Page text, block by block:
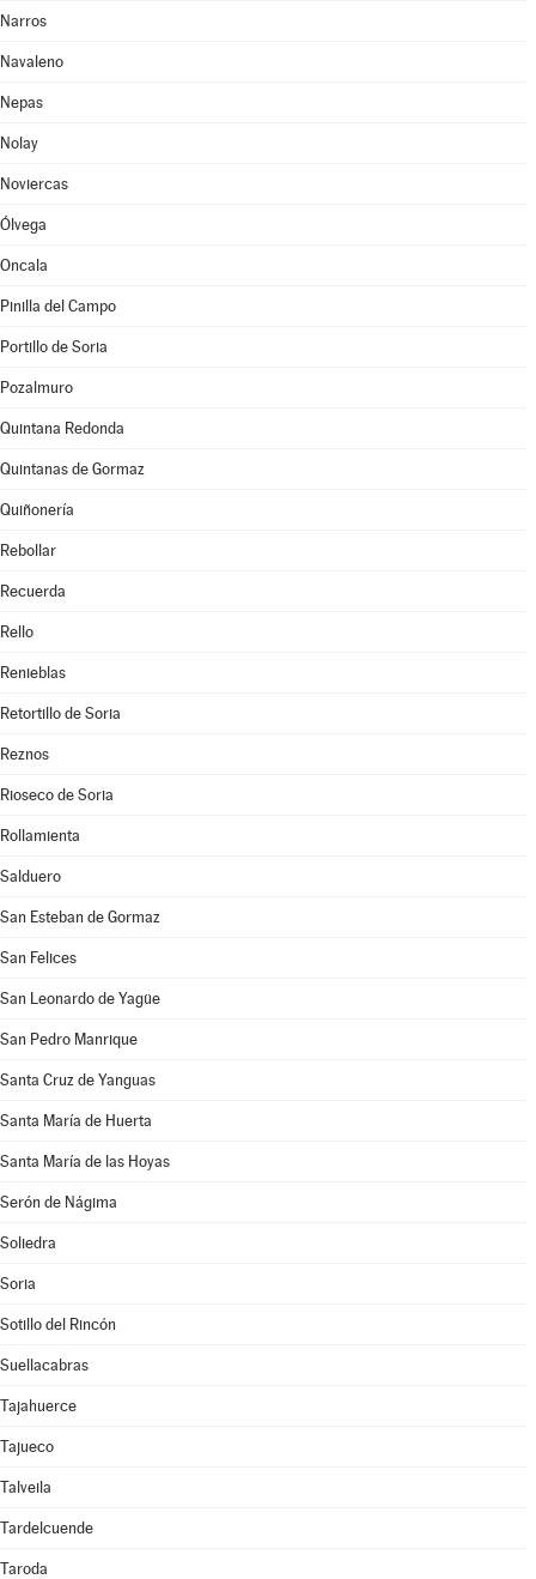
Narros
Navaleno
Nepas
Nolay
Noviercas
Ólvega
Oncala
Pinilla del Campo
Portillo de Soria
Pozalmuro
Quintana Redonda
Quintanas de Gormaz
Quiñonería
Rebollar
Recuerda
Rello
Renieblas
Retortillo de Soria
Reznos
Rioseco de Soria
Rollamienta
Salduero
San Esteban de Gormaz
San Felices
San Leonardo de Yagüe
San Pedro Manrique
Santa Cruz de Yanguas
Santa María de Huerta
Santa María de las Hoyas
Serón de Nágima
Soliedra
Soria
Sotillo del Rincón
Suellacabras
Tajahuerce
Tajueco
Talveila
Tardelcuende
Taroda